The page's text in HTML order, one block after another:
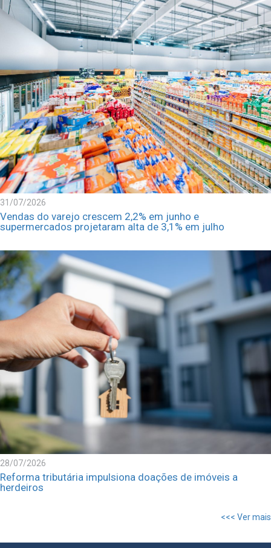
31/07/2026
Vendas do varejo crescem 2,2% em junho e
supermercados projetaram alta de 3,1% em julho
28/07/2026
Reforma tributária impulsiona doações de imóveis a
herdeiros
<<< Ver mais